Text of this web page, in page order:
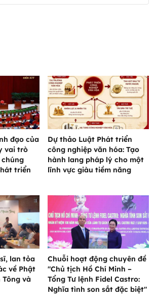
đạo của
vai trò
triển
Dự thảo Luật Phát triển
công nghiệp văn hóa: Tạo
hành lang pháp lý cho một
lĩnh vực giàu tiềm năng
lan tỏa
về Phật
Tông và
Chuỗi hoạt động chuyên đề
"Chủ tịch Hồ Chí Minh –
Tổng Tư lệnh Fidel Castro:
Nghĩa tình son sắt đặc biệt"